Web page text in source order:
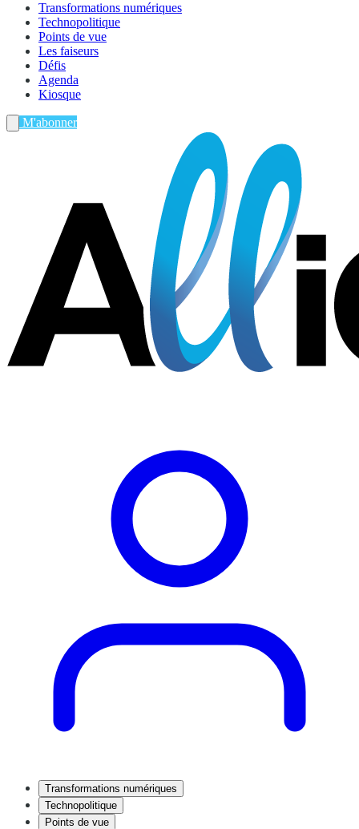
Transformations numériques
Technopolitique
Points de vue
Les faiseurs
Défis
Agenda
Kiosque
M'abonner
Transformations numériques
Technopolitique
Points de vue